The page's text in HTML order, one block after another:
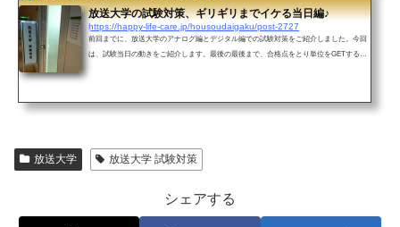
放送大学の試験対策、ギリギリまでイケる当日編♪
https://happy-life-care.jp/housoudaigaku/post-2727
前回までに、放送大学のアナログ編とデジタル編での試験対策をご紹介しました。今回
は、試験当日の動きをご紹介します。最後の最後まで、合格点をとり単位をGETするた
放送大学 放送大学 試験対策
シェアする